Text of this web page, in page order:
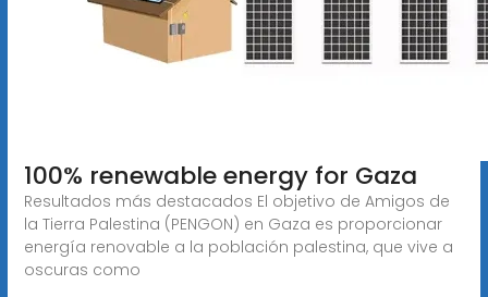
100% renewable energy for Gaza
Resultados más destacados El objetivo de Amigos de
la Tierra Palestina (PENGON) en Gaza es proporcionar
energía renovable a la población palestina, que vive a
oscuras como